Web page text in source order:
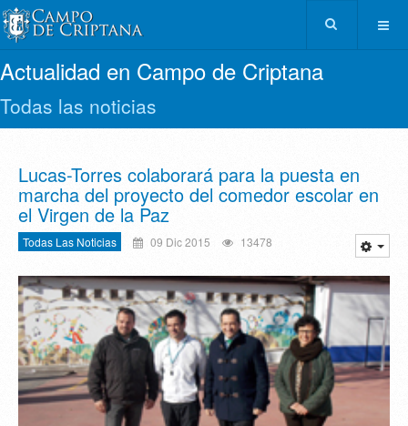
Actualidad en Campo de Criptana
Todas las noticias
Lucas-Torres colaborará para la puesta en
marcha del proyecto del comedor escolar en
el Virgen de la Paz
Todas Las Noticias 09 Dic 2015 13478